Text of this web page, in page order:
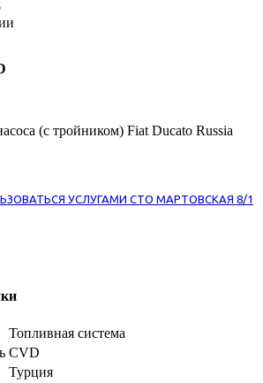
(с тройником) Fiat Ducato Russia
УСЛУГАМИ СТО МАРТОВСКАЯ 8/1
Топливная система
CVD
Турция